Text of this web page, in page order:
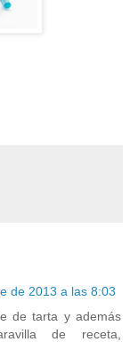
de 2013 a las 8:03
de tarta y además
de receta,